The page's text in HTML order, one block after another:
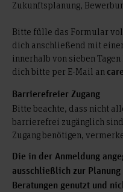
Zukunftsplanung,
Bitte fülle das Formular
dich anschließend mit
innerhalb von sieben
dich bitte per E-Mail an
Barrierefreier Zugang
Bitte beachte, dass nicht
barrierefrei zugänglich
Zugang benötigen,
Die in der Anmeldung
ausschließlich zur
Beratungen genutzt und